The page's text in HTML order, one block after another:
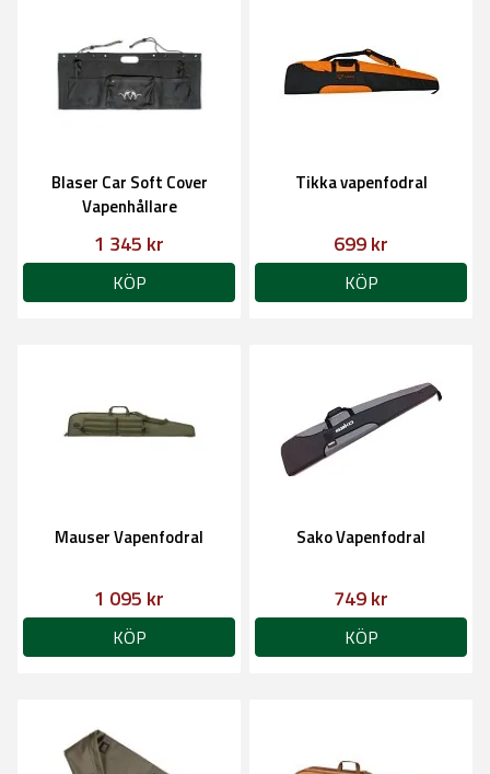
Blaser Car Soft Cover
Vapenhållare
1 345 kr
KÖP
Tikka vapenfodral
699 kr
KÖP
Mauser Vapenfodral
1 095 kr
KÖP
Sako Vapenfodral
749 kr
KÖP